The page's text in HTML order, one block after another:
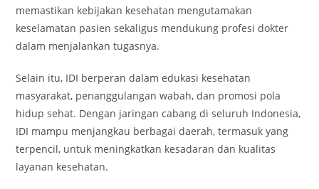
memastikan kebijakan kesehatan mengutamakan
keselamatan pasien sekaligus mendukung profesi dokter
dalam menjalankan tugasnya.
Selain itu, IDI berperan dalam edukasi kesehatan
masyarakat, penanggulangan wabah, dan promosi pola
hidup sehat. Dengan jaringan cabang di seluruh Indonesia,
IDI mampu menjangkau berbagai daerah, termasuk yang
terpencil, untuk meningkatkan kesadaran dan kualitas
layanan kesehatan.